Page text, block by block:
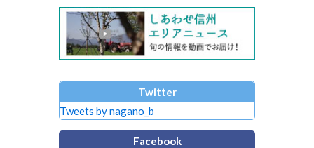
Twitter
Tweets by nagano_b
Facebook